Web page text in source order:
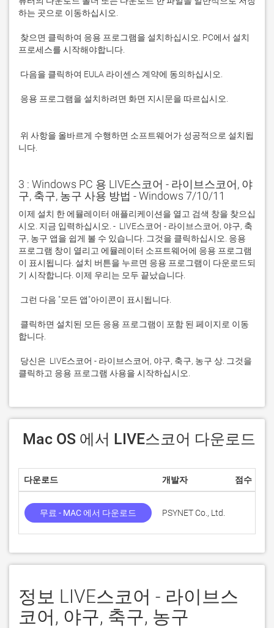
니다.
3 : Windows PC 용 LIVE스코어 - 라이브스코어, 야
구, 축구, 농구 사용 방법 - Windows 7/10/11
이제 설치 한 에뮬레이터 애플리케이션을 열고 검색 창을 찾으십
시오. 지금 입력하십시오. -  LIVE스코어 - 라이브스코어, 야구, 축
구, 농구 앱을 쉽게 볼 수 있습니다. 그것을 클릭하십시오. 응용
프로그램 창이 열리고 에뮬레이터 소프트웨어에 응용 프로그램
이 표시됩니다. 설치 버튼을 누르면 응용 프로그램이 다운로드되
클릭하고 응용 프로그램 사용을 시작하십시오.
Mac OS 에서 LIVE스코어 다운로드
다운로드 개발자 점수
무료 - MAC 에서 다운로드 PSYNET Co., Ltd.
정보 LIVE스코어 - 라이브스
코어, 야구, 축구, 농구